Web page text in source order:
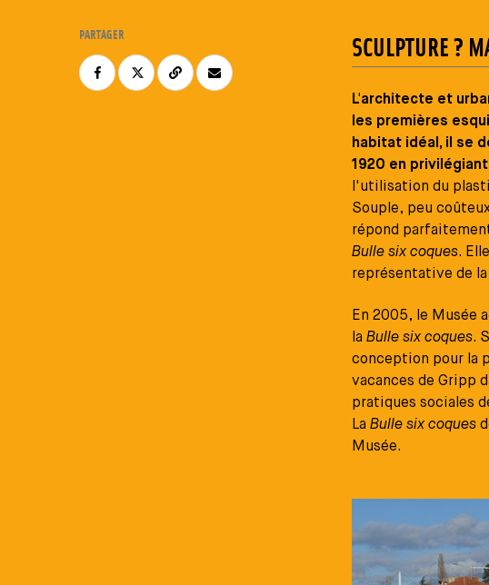
SCULPTURE ?
L'architecte et
les premières
habitat idéal, il se
1920 en
l'utilisation du
Souple, peu
répond
Bulle six coques.
représentative de
En 2005, le Musée
la Bulle six coques.
conception pour la
vacances de Gripp
pratiques sociales
La Bulle six coques
Musée.
PARTAGER